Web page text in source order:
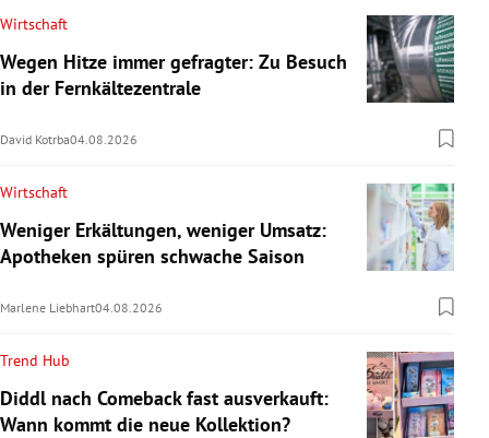
Wirtschaft
Wegen Hitze immer gefragter: Zu Besuch
in der Fernkältezentrale
David Kotrba04.08.2026
Wirtschaft
Weniger Erkältungen, weniger Umsatz:
Apotheken spüren schwache Saison
Marlene Liebhart04.08.2026
Trend Hub
Diddl nach Comeback fast ausverkauft:
Wann kommt die neue Kollektion?